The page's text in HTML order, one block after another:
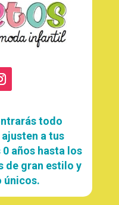
todo
a tus
años hasta los
de gran estilo y
únicos.